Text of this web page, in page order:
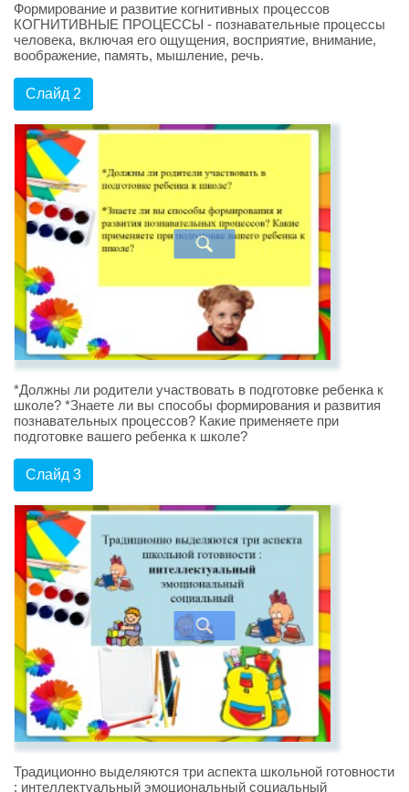
Формирование и развитие когнитивных процессов
КОГНИТИВНЫЕ ПРОЦЕССЫ - познавательные процессы
человека, включая его ощущения, восприятие, внимание,
воображение, память, мышление, речь.
Слайд 2
*Должны ли родители участвовать в подготовке ребенка к
школе? *Знаете ли вы способы формирования и развития
познавательных процессов? Какие применяете при
подготовке вашего ребенка к школе?
Слайд 3
Традиционно выделяются три аспекта школьной готовности
: интеллектуальный эмоциональный социальный